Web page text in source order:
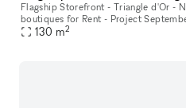
Flagship Storefront - Triangle d'Or - Near
boutiques for Rent - Project September 2023 Boutique 1:
130 m2